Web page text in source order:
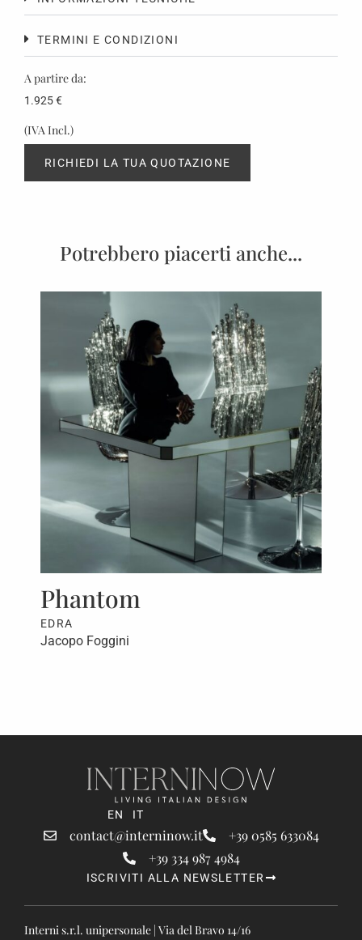
TERMINI E CONDIZIONI
A partire da:
1.925€
(IVA Incl.)
RICHIEDI LA TUA QUOTAZIONE
Potrebbero piacerti anche...
Phantom
EDRA
Jacopo Foggini
EN IT
contact@interninow.it
+39 0585 633084
+39 334 987 4984
ISCRIVITI ALLA NEWSLETTER
Interni s.r.l. unipersonale | Via del Bravo 14/16